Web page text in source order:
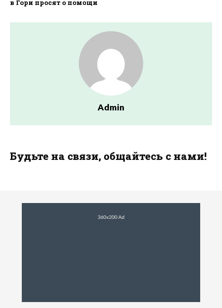
в Гори просят о помощи
Admin
Будьте на связи, общайтесь с нами!